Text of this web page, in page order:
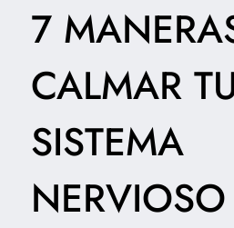
7
CALMAR
SISTEMA
NERVIOSO